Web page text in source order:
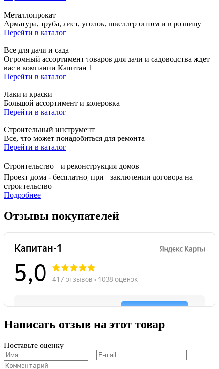
Металлопрокат
Арматура, труба, лист, уголок, швеллер оптом и в розницу
Перейти в каталог
Все для дачи и сада
Огромный ассортимент товаров для дачи и садоводства ждет
вас в компании Капитан-1
Перейти в каталог
Лаки и краски
Большой ассортимент и колеровка
Перейти в каталог
Строительный инструмент
Все, что может понадобиться для ремонта
Перейти в каталог
Строительство и реконструкция домов
Проект дома - бесплатно, при заключении договора на
строительство
Подробнее
Отзывы покупателей
Написать отзыв на этот товар
Поставьте оценку